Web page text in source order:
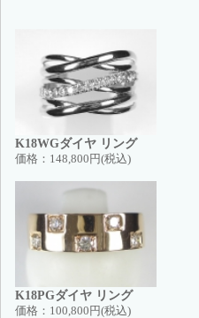
K18WGダイヤ リング
価格： 148,800円(税込)
K18PGダイヤ リング
価格： 100,800円(税込)